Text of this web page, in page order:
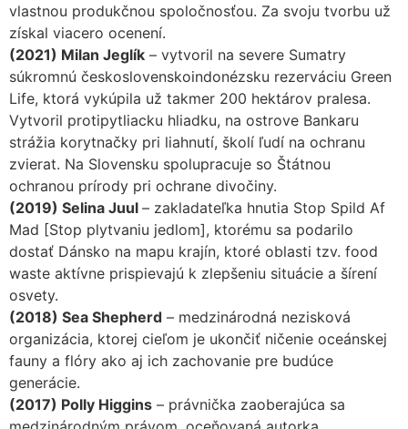
vlastnou produkčnou spoločnosťou. Za svoju tvorbu už
získal viacero ocenení.
(2021) Milan Jeglík – vytvoril na severe Sumatry
súkromnú československoindonézsku rezerváciu Green
Life, ktorá vykúpila už takmer 200 hektárov pralesa.
Vytvoril protipytliacku hliadku, na ostrove Bankaru
strážia korytnačky pri liahnutí, školí ľudí na ochranu
zvierat. Na Slovensku spolupracuje so Štátnou
ochranou prírody pri ochrane divočiny.
(2019) Selina Juul – zakladateľka hnutia Stop Spild Af
Mad [Stop plytvaniu jedlom], ktorému sa podarilo
dostať Dánsko na mapu krajín, ktoré oblasti tzv. food
waste aktívne prispievajú k zlepšeniu situácie a šírení
osvety.
(2018) Sea Shepherd – medzinárodná nezisková
organizácia, ktorej cieľom je ukončiť ničenie oceánskej
fauny a flóry ako aj ich zachovanie pre budúce
generácie.
(2017) Polly Higgins – právnička zaoberajúca sa